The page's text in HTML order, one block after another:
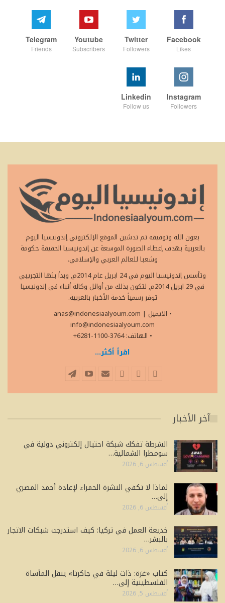
Facebook
Likes
Twitter
Followers
Youtube
Subscribers
Telegram
Friends
Instagram
Followers
Linkedin
Follow us
بعون الله وتوفيقه تم تدشين الموقع الإلكتروني إندونيسيا اليوم
بالعربية بهدف إعطاء الصورة الموسعة عن إندونيسيا الحقيقة حكومة
وشعبا للعالم العربي والإسلامي.
وتأسس إندونيسيا اليوم في 24 ابريل عام 2014م, وبدأ بثها التجريبي
في 29 ابريل 2014م, لتكون بذلك من أوائل وكالة أنباء في إندونيسيا
توفر رسمياً خدمة الأخبار بالعربية.
• الايميل
anas@indonesiaalyoum.com |
info@indonesiaalyoum.com
• الهاتف: 3764-1100-6281+
اقرأ أكثر...
آخر الأخبار
الشرطة تفكك شبكة احتيال إلكتروني دولية في
سومطرا الشمالية…
أغسطس 6, 2026
لماذا لا تكفي النشرة الحمراء لإعادة أحمد المصري
إلى…
أغسطس 6, 2026
خديعة العمل في تركيا: كيف استدرجت شبكات الاتجار
بالبشر…
أغسطس 6, 2026
كتاب «غزة: ذات ليلة في جاكرتا» ينقل المأساة
الفلسطينية إلى…
أغسطس 5, 2026